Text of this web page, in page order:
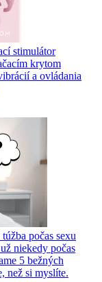
stimulátor
krytom
a ovládania
počas sexu
niekedy počas
5 bežných
než si myslíte.